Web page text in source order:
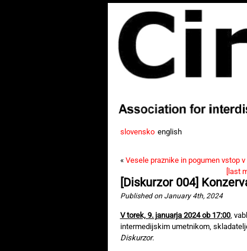
slovensko english
« Vesele praznike in pogumen vstop v
[last
[Diskurzor 004]
Published on January 4th, 2024
V torek, 9. januarja 2024 ob 17:00,
intermedijskim umetnikom,
Diskurzor.